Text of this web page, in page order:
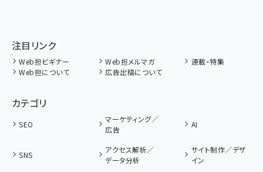
注目リンク
Web担ビギナー Web担メルマガ
連載・特集
Web担について
広告出稿について
カテゴリ
SEO
マーケティング／
広告
AI
SNS
アクセス解析／
データ分析
サイト制作／デザ
イン